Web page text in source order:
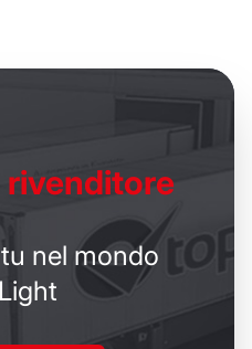
rivenditore
nel mondo